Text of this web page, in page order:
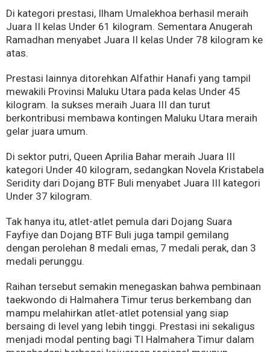
Di kategori prestasi, Ilham Umalekhoa berhasil meraih
Juara II kelas Under 61 kilogram. Sementara Anugerah
Ramadhan menyabet Juara II kelas Under 78 kilogram ke
atas.
Prestasi lainnya ditorehkan Alfathir Hanafi yang tampil
mewakili Provinsi Maluku Utara pada kelas Under 45
kilogram. Ia sukses meraih Juara III dan turut
berkontribusi membawa kontingen Maluku Utara meraih
gelar juara umum.
Di sektor putri, Queen Aprilia Bahar meraih Juara III
kategori Under 40 kilogram, sedangkan Novela Kristabela
Seridity dari Dojang BTF Buli menyabet Juara III kategori
Under 37 kilogram.
Tak hanya itu, atlet-atlet pemula dari Dojang Suara
Fayfiye dan Dojang BTF Buli juga tampil gemilang
dengan perolehan 8 medali emas, 7 medali perak, dan 3
medali perunggu.
Raihan tersebut semakin menegaskan bahwa pembinaan
taekwondo di Halmahera Timur terus berkembang dan
mampu melahirkan atlet-atlet potensial yang siap
bersaing di level yang lebih tinggi. Prestasi ini sekaligus
menjadi modal penting bagi TI Halmahera Timur dalam